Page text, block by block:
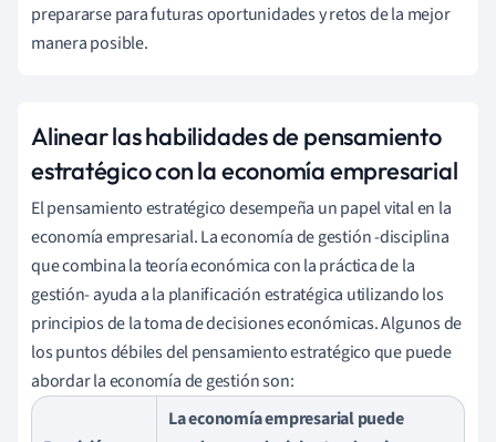
prepararse para futuras oportunidades y retos de la mejor
manera posible.
Alinear las habilidades de pensamiento
estratégico con la economía empresarial
El pensamiento estratégico desempeña un papel vital en la
economía empresarial. La economía de gestión -disciplina
que combina la teoría económica con la práctica de la
gestión- ayuda a la planificación estratégica utilizando los
principios de la toma de decisiones económicas. Algunos de
los puntos débiles del pensamiento estratégico que puede
abordar la economía de gestión son:
La economía empresarial puede